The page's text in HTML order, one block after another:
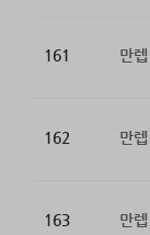
161 만
162 만
163 만